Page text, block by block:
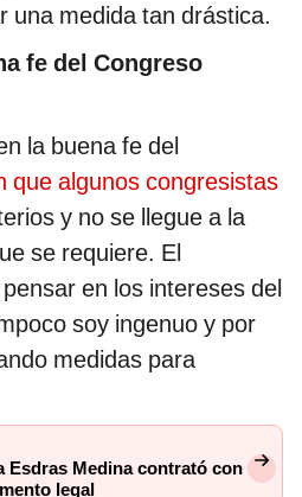
una medida tan drástica.
fe del Congreso
la buena fe del
que algunos congresistas
y no se llegue a la
se requiere. El
en los intereses del
soy ingenuo y por
medidas para
Esdras Medina contrató con
legal